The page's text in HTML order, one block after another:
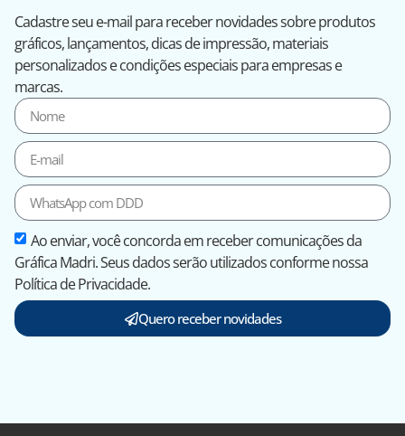
Cadastre seu e-mail para receber novidades sobre produtos
gráficos, lançamentos, dicas de impressão, materiais
personalizados e condições especiais para empresas e
marcas.
Ao enviar, você concorda em receber comunicações da
Gráfica Madri. Seus dados serão utilizados conforme nossa
Política de Privacidade.
Quero receber novidades